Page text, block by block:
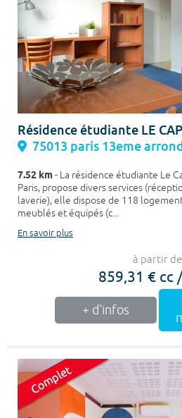
Résidence étudiante LE
75013 paris 13eme
7.52 km- La résidence étudiante Le
Paris, propose divers services
laverie), elle dispose de 118
meublés et équipés (c...
En savoir plus
à partir de
859,31 € cc
+ d'infos